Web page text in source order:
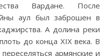
Вардане. После
аул был заброшен в
А долина реки
до конца XIX века. В
армянские и